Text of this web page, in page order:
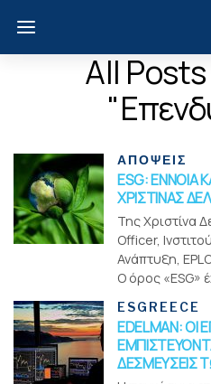
All
ΑΠΟΨΕΙΣ
ESG: ΕΝΝΟΙΑ
ΧΡΙΣΤΙΝΑΣ
Της Χριστίνα
Officer,
Ανάπτυξη,
Ο όρος «ESG»
ESGREECE
EDELMAN: ΟΙ
ΔΕΣΜΕΥΣΕΙΣ